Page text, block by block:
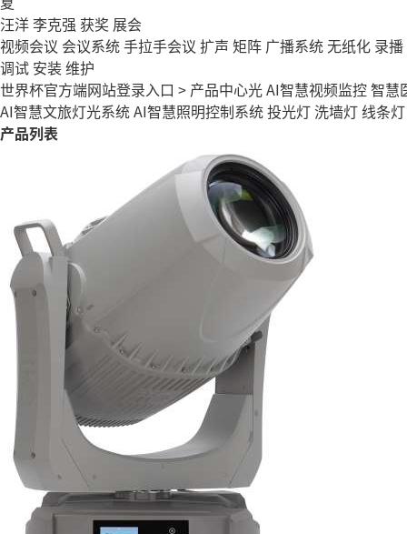
汪洋李克强 获奖 展会
视频会议 会议系统手拉手会议 扩声 矩阵 广播系统无纸化 录播
调试 安装维护
世界杯官方端网站登录入口 > 产品中心光AI智慧视频监控智慧
AI智慧文旅灯光系统AI智慧照明控制系统投光灯洗墙灯线条灯
产品列表